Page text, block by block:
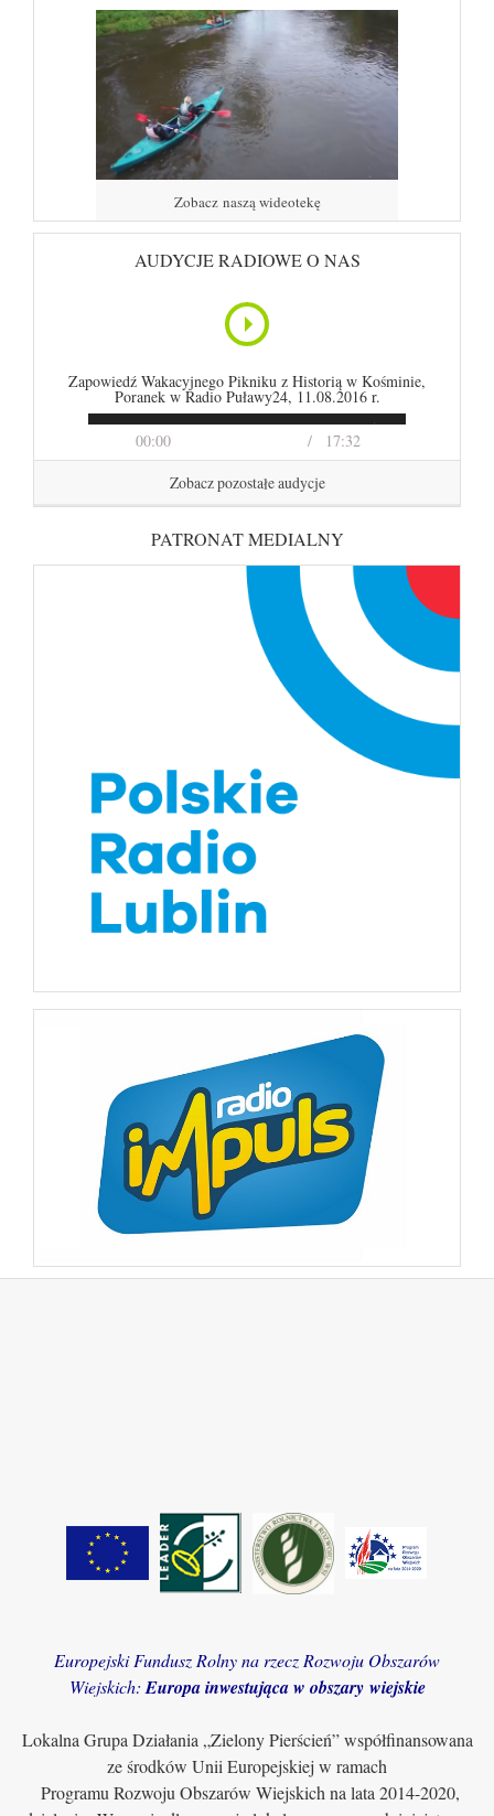
Zobacz naszą wideotekę
AUDYCJE RADIOWE O NAS
00:00 17:32
Zapowiedź Wakacyjnego Pikniku z Historią w Kośminie,
Poranek w Radio Puławy24, 11.08.2016 r.
Zobacz pozostałe audycje
PATRONAT MEDIALNY
Europejski Fundusz Rolny na rzecz Rozwoju Obszarów
Wiejskich: Europa inwestująca w obszary wiejskie
Lokalna Grupa Działania „Zielony Pierścień” współfinansowana
ze środków Unii Europejskiej w ramach
Programu Rozwoju Obszarów Wiejskich na lata 2014-2020,